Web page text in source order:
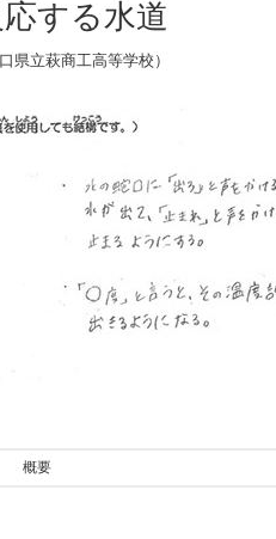
する水道
県立萩商工高等学校）
概要